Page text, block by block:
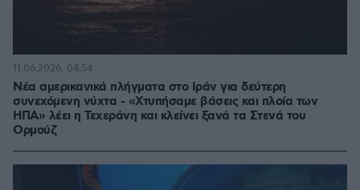
Νέα αμερικανικά πλήγματα στο Ιράν για δεύτερη
συνεχόμενη νύχτα - «Χτυπήσαμε βάσεις και πλοία των
ΗΠΑ» λέει η Τεχεράνη και κλείνει ξανά τα Στενά του
Ορμούζ
11.06.2026, 04:54